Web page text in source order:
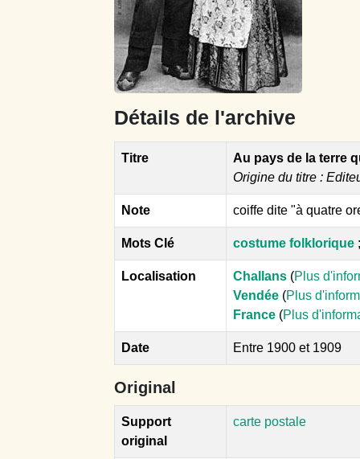
Détails de l'archive
Titre
Au pays de la terre
Origine du titre :
Note coiffe dite "à quatre
Mots Clé costume folklorique
Localisation Challans (Plus
Vendée (Plus
France (Plus
Date Entre 1900 et 1909
Original
Support
original
carte postale